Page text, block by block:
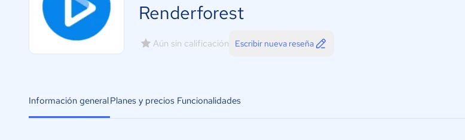
Renderforest
Aún sin calificación Escribir nueva reseña
Información generalPlanes y precios Funcionalidades